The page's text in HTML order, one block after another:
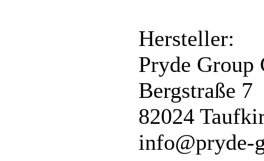
Hersteller:
Pryde Group
Bergstraße 7
82024
info@pryde-